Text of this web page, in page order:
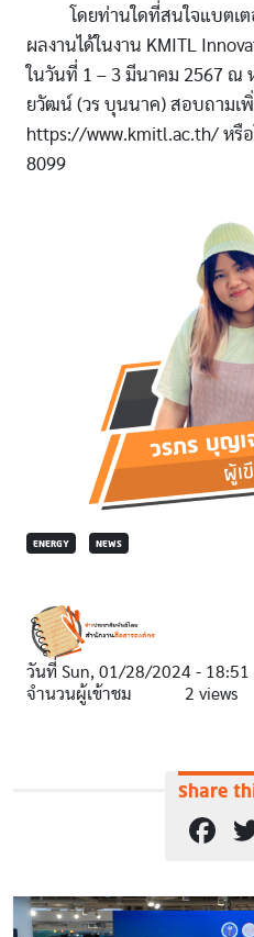
โดยท่านใดที่สนใจแบตเตอ
ผลงานได้ในงาน KMITL
ในวันที่ 1 – 3 มีนาคม 2567 ณ
ยวัฒน์ (วร บุนนาค) สอบถามเพิ่
https://www.kmitl.ac.th/ หรื
8099
ENERGY NEWS
วันที่ Sun, 01/28/2024 - 18:51
จำนวนผู้เข้าชม
2 views
Share